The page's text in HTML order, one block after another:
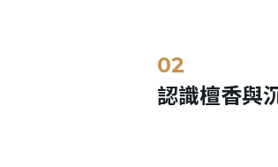
認識檀香與